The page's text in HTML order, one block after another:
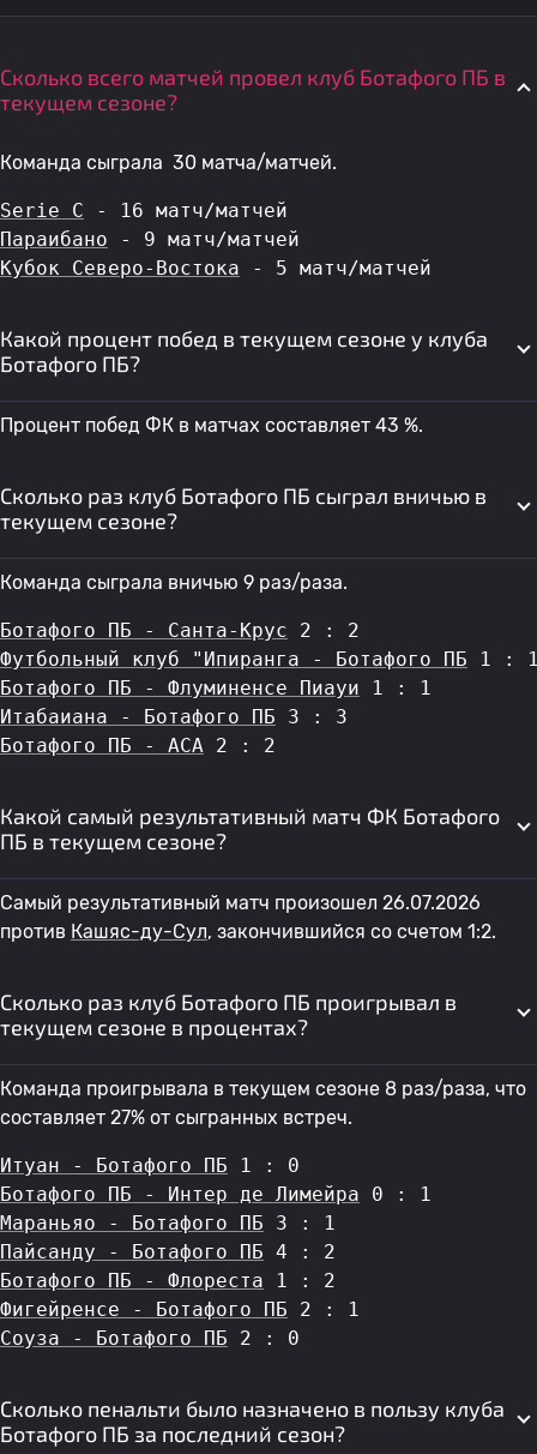
Сколько всего матчей провел клуб Ботафого ПБ в
текущем сезоне?
Команда сыграла 30 матча/матчей.
Serie C - 16 матч/матчей
Параибано - 9 матч/матчей
Кубок Северо-Востока - 5 матч/матчей
Какой процент побед в текущем сезоне у клуба
Ботафого ПБ?
Процент побед ФК в матчах составляет 43 %.
Сколько раз клуб Ботафого ПБ сыграл вничью в
текущем сезоне?
Команда сыграла вничью 9 раз/раза.
Ботафого ПБ - Санта-Крус 2 : 2
Футбольный клуб "Ипиранга - Ботафого ПБ 1 :
Ботафого ПБ - Флуминенсе Пиауи 1 : 1
Итабаиана - Ботафого ПБ 3 : 3
Ботафого ПБ - АСА 2 : 2
Какой самый результативный матч ФК Ботафого
ПБ в текущем сезоне?
Самый результативный матч произошел 26.07.2026
против Кашяс-ду-Сул, закончившийся со счетом 1:2.
Сколько раз клуб Ботафого ПБ проигрывал в
текущем сезоне в процентах?
Команда проигрывала в текущем сезоне 8 раз/раза, что
составляет 27% от сыгранных встреч.
Итуан - Ботафого ПБ 1 : 0
Ботафого ПБ - Интер де Лимейра 0 : 1
Мараньяо - Ботафого ПБ 3 : 1
Пайсанду - Ботафого ПБ 4 : 2
Ботафого ПБ - Флореста 1 : 2
Фигейренсе - Ботафого ПБ 2 : 1
Соуза - Ботафого ПБ 2 : 0
Сколько пенальти было назначено в пользу клуба
Ботафого ПБ за последний сезон?